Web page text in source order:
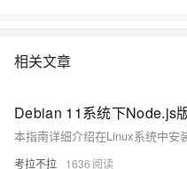
相关文章
Debian 11系统下Node.js
考拉不拉 1636